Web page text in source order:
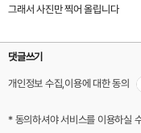
그래서 사진만 찍어 올립니다
댓글쓰기
개인정보 수집,이용에 대한 동의
* 동의하셔야 서비스를 이용하실